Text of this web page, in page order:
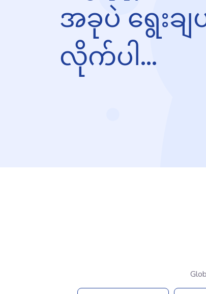
အခုပဲ ရွေးခ
လိုက်ပါ...